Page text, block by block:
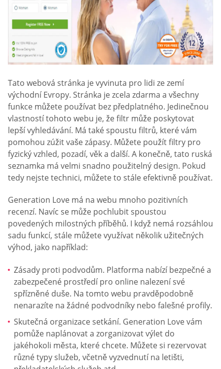
Tato webová stránka je vyvinuta pro lidi ze zemí
východní Evropy. Stránka je zcela zdarma a všechny
funkce můžete používat bez předplatného. Jedinečnou
vlastností tohoto webu je, že filtr může poskytovat
lepší vyhledávání. Má také spoustu filtrů, které vám
pomohou zúžit vaše zápasy. Můžete použít filtry pro
fyzický vzhled, pozadí, věk a další. A konečně, tato ruská
seznamka má velmi snadno použitelný design. Pokud
tedy nejste technici, můžete to stále efektivně používat.
Generation Love má na webu mnoho pozitivních
recenzí. Navíc se může pochlubit spoustou
povedených milostných příběhů. I když nemá rozsáhlou
sadu funkcí, stále můžete využívat několik užitečných
výhod, jako například:
Zásady proti podvodům. Platforma nabízí bezpečné a
zabezpečené prostředí pro online nalezení své
spřízněné duše. Na tomto webu pravděpodobně
nenarazíte na žádné podvodníky nebo falešné profily.
Skutečná organizace setkání. Generation Love vám
pomůže naplánovat a zorganizovat výlet do
jakéhokoli města, které chcete. Můžete si rezervovat
různé typy služeb, včetně vyzvednutí na letišti,